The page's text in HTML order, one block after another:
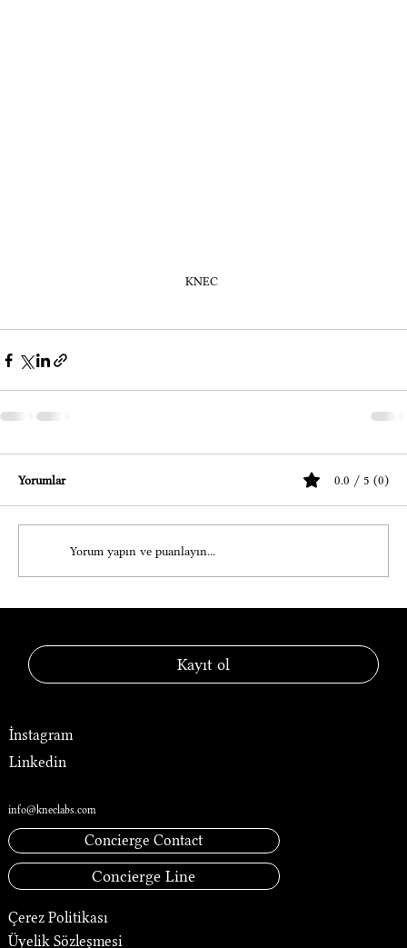
KNEC
Yorumlar 0.0 / 5 (0)
Yorum yapın ve puanlayın...
Kayıt ol
İnstagram
Linkedin
info@kneclabs.com
Concierge Contact
Concierge Line
Çerez Politikası
Üyelik Sözleşmesi